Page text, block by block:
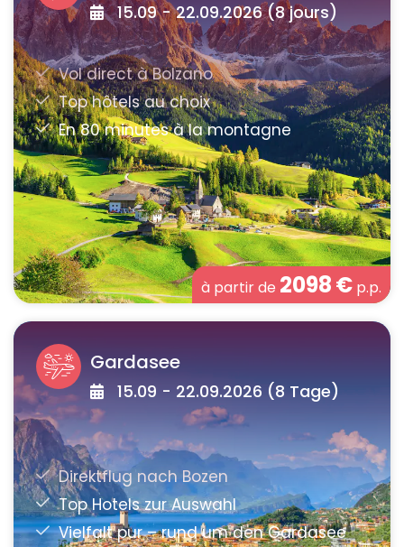
15.09 - 22.09.2026 (8 jours)
à partir de 2098€ p.p.
Gardasee
15.09 - 22.09.2026 (8 Tage)